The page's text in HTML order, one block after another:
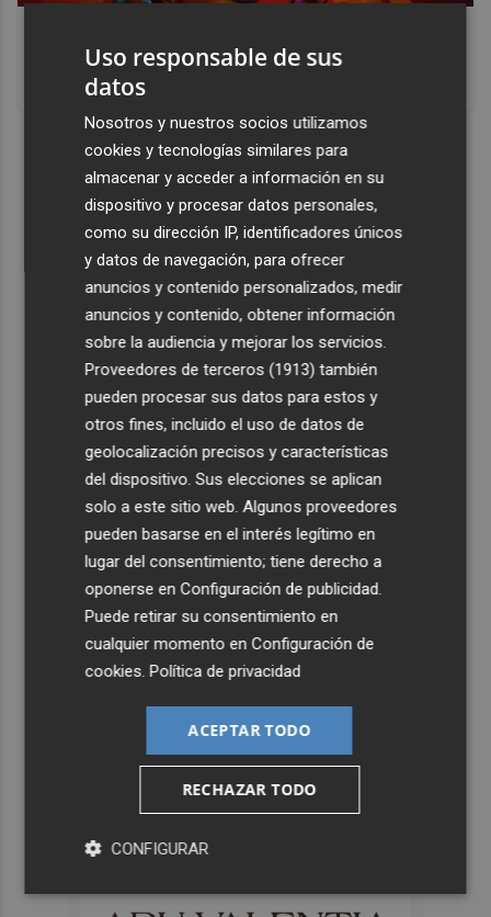
Un verdadero MMORPG de la vieja escuela ¡Cómo los de
antes, pero mejor!
Uso responsable de sus
datos
Nosotros y nuestros socios utilizamos
cookies y tecnologías similares para
almacenar y acceder a información en su
dispositivo y procesar datos personales,
como su dirección IP, identificadores únicos
y datos de navegación, para ofrecer
anuncios y contenido personalizados, medir
anuncios y contenido, obtener información
sobre la audiencia y mejorar los servicios.
Proveedores de terceros (1913) también
pueden procesar sus datos para estos y
otros fines, incluido el uso de datos de
geolocalización precisos y características
del dispositivo. Sus elecciones se aplican
solo a este sitio web. Algunos proveedores
pueden basarse en el interés legítimo en
lugar del consentimiento; tiene derecho a
oponerse enConfiguración de publicidad
Puede retirar su consentimiento en
cualquier momento enConfiguración de
cookies .Política de privacidad
ACEPTAR TODO
RECHAZAR TODO
CONFIGURAR